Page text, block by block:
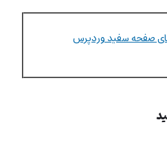
صفحه سفید وردپرس